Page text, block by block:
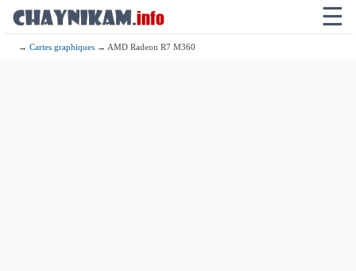
☰
→Cartes graphiques → AMD Radeon R7 M360